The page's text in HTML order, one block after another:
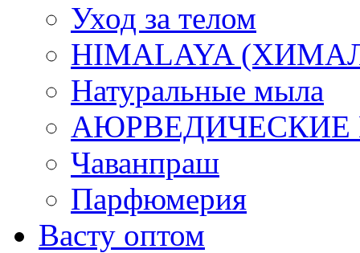
Уход за телом
HIMALAYA
Натуральные мыла
Чаванпраш
Парфюмерия
Васту оптом